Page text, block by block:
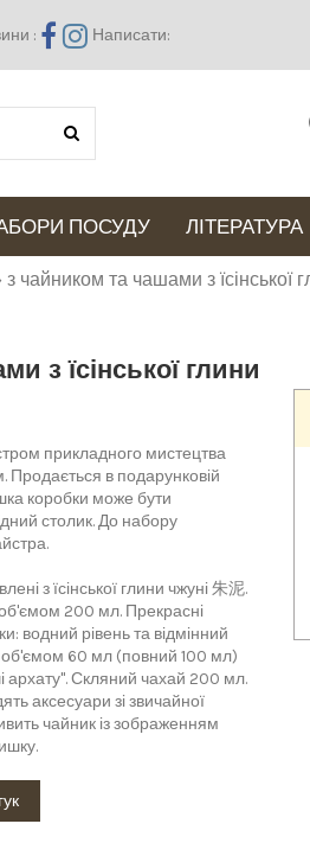
: Написати:
ПОСУДУ ЛІТЕРАТУРА
чайником та чашами з їсінської
з їсінської глини
прикладного мистецтва
в подарунковій
коробки може бути
столик. До набору
з їсінської глини чжуні 朱泥.
200 мл. Прекрасні
водний рівень та відмінний
об'ємом 60 мл (повний 100 мл)
архату". Скляний чахай 200 мл.
аксесуари зі звичайної
чайник із зображенням